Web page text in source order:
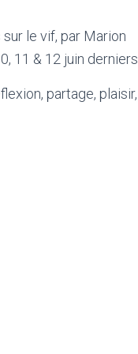
le vif, par Marion
11 & 12 juin derniers.
partage, plaisir,